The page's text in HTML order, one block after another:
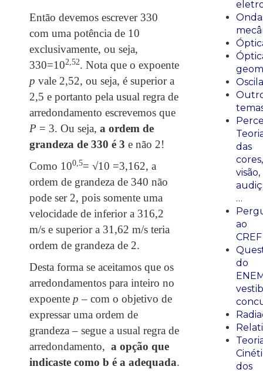
Então devemos escrever 330
com uma potência de 10
exclusivamente, ou seja,
330=102,52. Nota que o expoente
p vale 2,52, ou seja, é superior a
2,5 e portanto pela usual regra de
arredondamento escrevemos que
P = 3. Ou seja, a ordem de
grandeza de 330 é 3 e não 2!
Como 100,5= √10 =3,162, a
ordem de grandeza de 340 não
pode ser 2, pois somente uma
velocidade de inferior a 316,2
m/s e superior a 31,62 m/s teria
ordem de grandeza de 2.
Desta forma se aceitamos que os
arredondamentos para inteiro no
expoente p – com o objetivo de
expressar uma ordem de
grandeza – segue a usual regra de
arredondamento, a opção que
indicaste como b é a adequada.
das
cores,
visão,
…
ao
CREF
do
dos